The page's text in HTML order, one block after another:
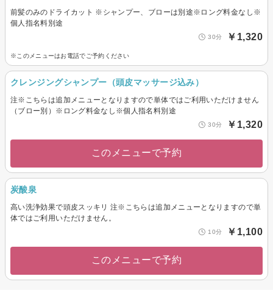
前髪のみのドライカット ※シャンプー、ブローは別途※ロング料金なし※
個人指名料別途
30分 ￥1,320
※このメニューはお電話でご予約ください
クレンジングシャンプー（頭皮マッサージ込み）
注※こちらは追加メニューとなりますので単体ではご利用いただけません
（ブロー別）※ロング料金なし※個人指名料別途
30分 ￥1,320
このメニューで予約
炭酸泉
高い洗浄効果で頭皮スッキリ 注※こちらは追加メニューとなりますので単
体ではご利用いただけません。
10分 ￥1,100
このメニューで予約